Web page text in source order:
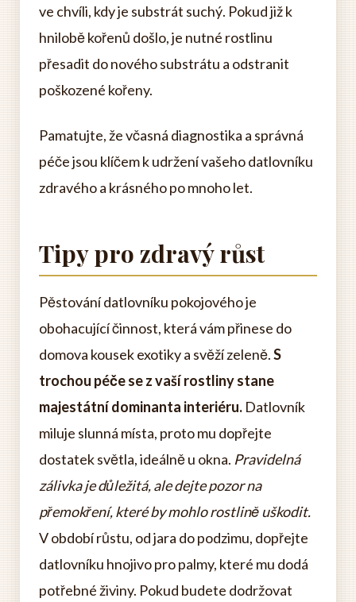
ve chvíli, kdy je substrát suchý. Pokud již k
hnilobě kořenů došlo, je nutné rostlinu
přesadit do nového substrátu a odstranit
poškozené kořeny.
Pamatujte, že včasná diagnostika a správná
péče jsou klíčem k udržení vašeho datlovníku
zdravého a krásného po mnoho let.
Tipy pro zdravý růst
Pěstování datlovníku pokojového je
obohacující činnost, která vám přinese do
domova kousek exotiky a svěží zeleně.S
trochou péče se z vaší rostliny stane
majestátní dominanta interiéru. Datlovník
miluje slunná místa, proto mu dopřejte
dostatek světla, ideálně u okna. Pravidelná
zálivka je důležitá, ale dejte pozor na
přemokření, které by mohlo rostlině uškodit.
V období růstu, od jara do podzimu, dopřejte
datlovníku hnojivo pro palmy, které mu dodá
potřebné živiny. Pokud budete dodržovat